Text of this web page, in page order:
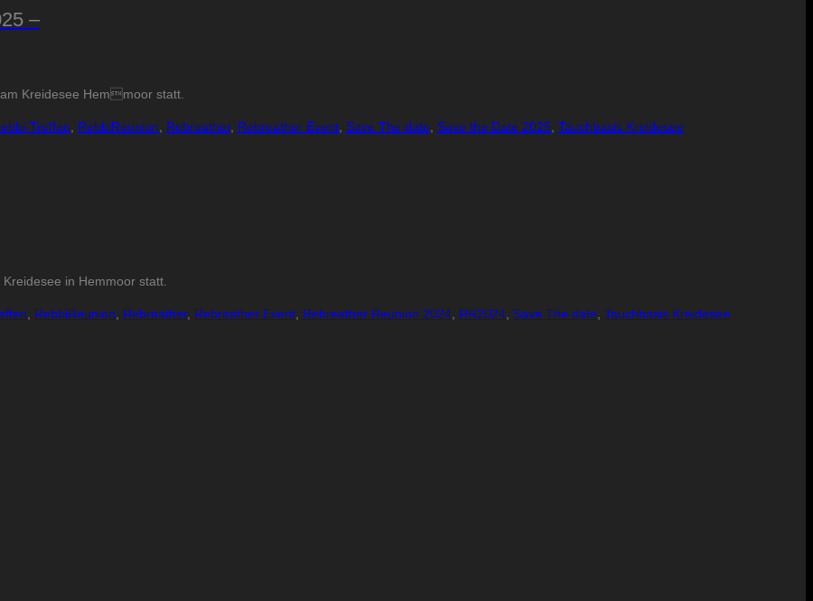
–
Kreidesee Hemmoor statt.
Treffen, RebbiReunion, Rebreather, Rebreather Event, Save The date, Save the Date 2025, Tauchbasis Kreidesee
in Hemmoor statt.
RebbiReunion Rebreather, Rebreather Event Rebreather Reunion 2024 RR2024 Save The date Tauchbasis Kreidesee